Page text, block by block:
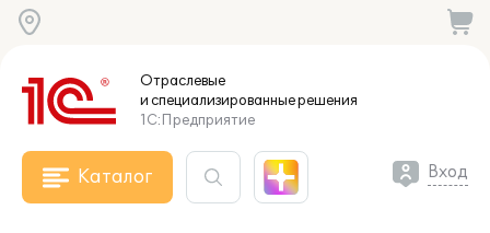
Отраслевые
и специализированныерешения
1С:Предприятие
Каталог Вход